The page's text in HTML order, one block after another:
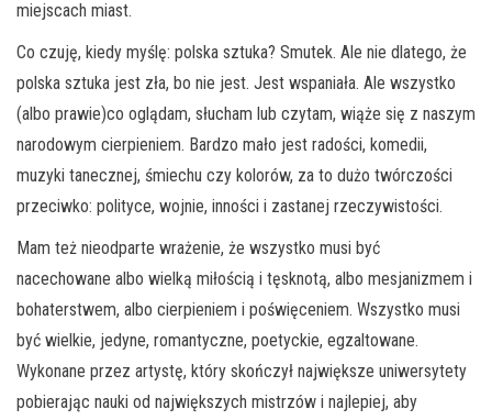
miejscach miast.
Co czuję, kiedy myślę: polska sztuka? Smutek. Ale nie dlatego, że
polska sztuka jest zła, bo nie jest. Jest wspaniała. Ale wszystko
(albo prawie)co oglądam, słucham lub czytam, wiąże się z naszym
narodowym cierpieniem. Bardzo mało jest radości, komedii,
muzyki tanecznej, śmiechu czy kolorów, za to dużo twórczości
przeciwko: polityce, wojnie, inności i zastanej rzeczywistości.
Mam też nieodparte wrażenie, że wszystko musi być
nacechowane albo wielką miłością i tęsknotą, albo mesjanizmem i
bohaterstwem, albo cierpieniem i poświęceniem. Wszystko musi
być wielkie, jedyne, romantyczne, poetyckie, egzaltowane.
Wykonane przez artystę, który skończył największe uniwersytety
pobierając nauki od największych mistrzów i najlepiej, aby